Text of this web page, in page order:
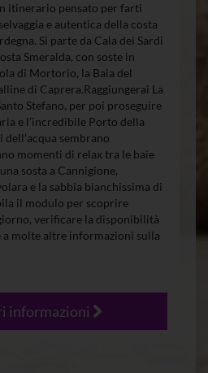
itinerario pensato per farti
e autentica della costa
Si parte da Cala dei Sardi
Smeralda, con soste in
di Mortorio, la Baia del
di Caprera.Raggiungerai La
Stefano, per poi proseguire
e l’incredibile Porto della
sembrano
momenti di relax tra le baie
sosta a Cannigione,
e la sabbia bianchissima di
il modulo per scoprire
verificare la disponibilità
a molte altre informazioni sulla
informazioni